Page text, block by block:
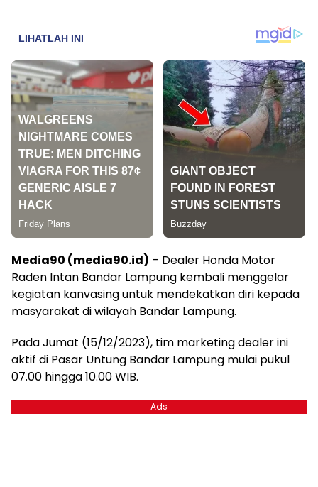
Media90 (media90.id) – Dealer Honda Motor
Raden Intan Bandar Lampung kembali menggelar
kegiatan kanvasing untuk mendekatkan diri kepada
masyarakat di wilayah Bandar Lampung.
Pada Jumat (15/12/2023), tim marketing dealer ini
aktif di Pasar Untung Bandar Lampung mulai pukul
07.00 hingga 10.00 WIB.
Ads